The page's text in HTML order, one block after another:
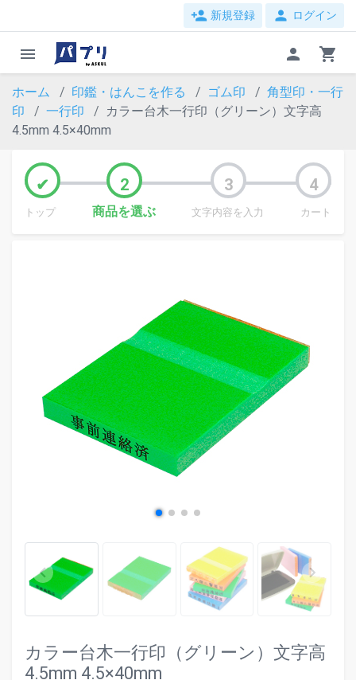
person_add 新規登録 person ログイン
menu person shopping_cart
ホーム 印鑑・はんこを作る ゴム印
角型印・一行
印
一行印
カラー台木一行印（グリーン）文字高
4.5mm 4.5×40mm
トップ 商品を選ぶ 文字内容を入力 カート
keyboard_arrow_left keyboard_arrow_right
カラー台木一行印（グリーン）文字高
4.5mm 4.5×40mm